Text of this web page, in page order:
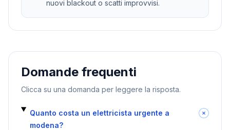
nuovi blackout o scatti improvvisi.
Domande frequenti
Clicca su una domanda per leggere la risposta.
Quanto costa un elettricista urgente a
modena?